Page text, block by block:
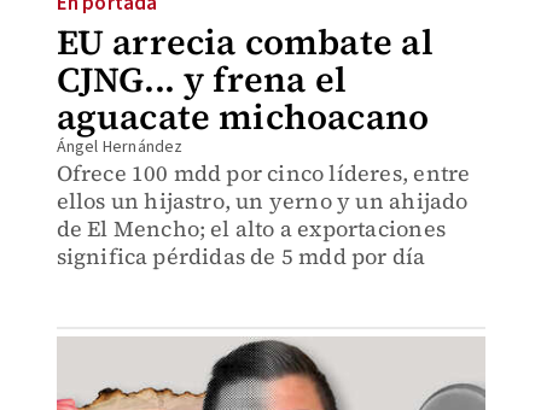
EU arrecia combate al
CJNG... y frena el
aguacate michoacano
Ángel Hernández
Ofrece 100 mdd por cinco líderes, entre
ellos un hijastro, un yerno y un ahijado
de El Mencho; el alto a exportaciones
significa pérdidas de 5 mdd por día